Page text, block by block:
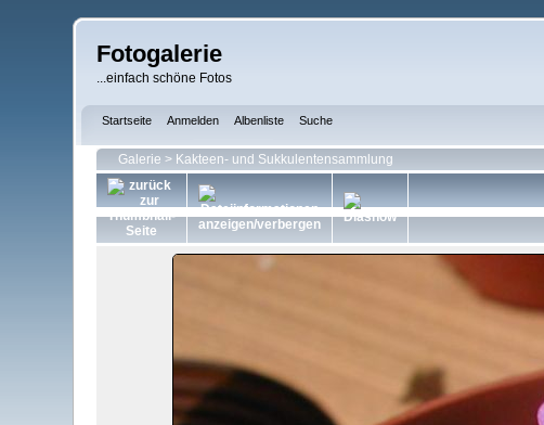
Fotogalerie
...einfach schöne Fotos
Startseite Anmelden Albenliste Suche
Galerie > Kakteen- und Sukkulentensammlung